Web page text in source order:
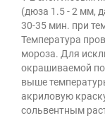
(дюза 1.5 - 2 мм,
30-35 мин. при
Температура
мороза. Для
окрашиваемой
выше
акриловую
сольвентным